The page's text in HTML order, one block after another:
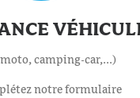
camping-car,...)
notre formulaire